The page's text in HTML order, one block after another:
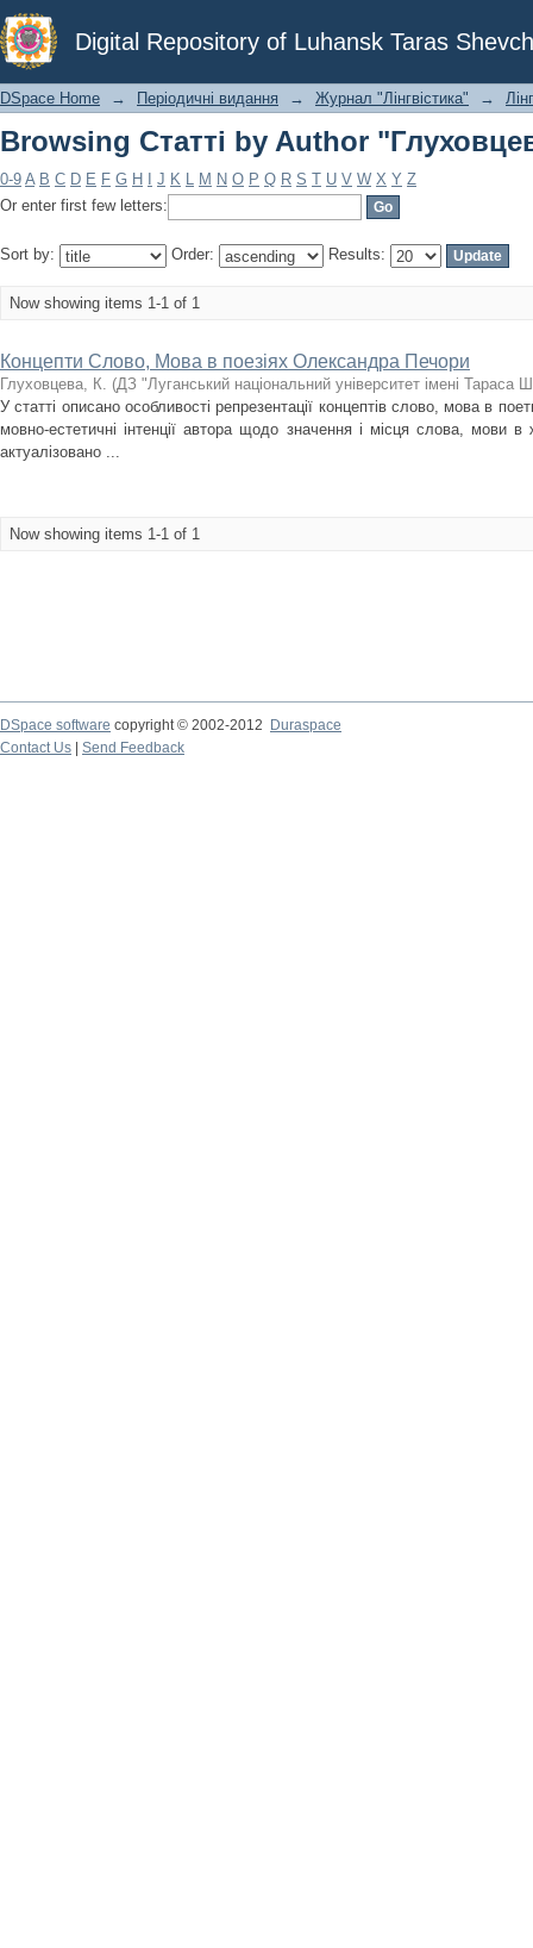
Digital Repository of Luhansk Taras
Browsing Статті by Author
DSpace Home → Періодичні видання → Журнал "Лінгвістика" →
Browsing Статті by Author
0-9 A B C D E F G H J K L M N O P Q R S T U V W X Y Z
Or enter first few letters:
Sort by: Order: Results:
Now showing items 1-1 of 1
Концепти Слово, Мова в поезіях Олександра Печори
Глуховцева, К. (ДЗ "Луганський національний університет імені Тараса
У статті описано особливості репрезентації концептів слово, мова в
мовно-естетичні інтенції автора щодо значення і місця слова, мови в
актуалізовано ...
Now showing items 1-1 of 1
DSpace software copyright © 2002-2012
Duraspace
Contact Us
Send Feedback